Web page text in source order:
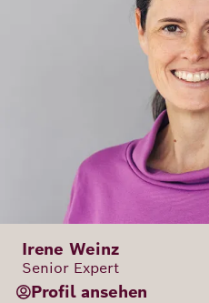
Irene Weinz
Senior Expert
Profil ansehen